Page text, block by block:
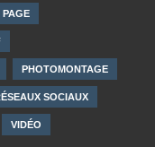
PAGE
PHOTOMONTAGE
SOCIAUX
VIDÉO